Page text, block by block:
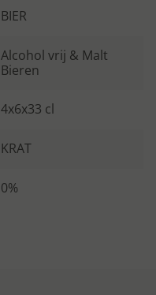
BIER
Alcohol vrij & Malt
Bieren
4x6x33 cl
KRAT
0%